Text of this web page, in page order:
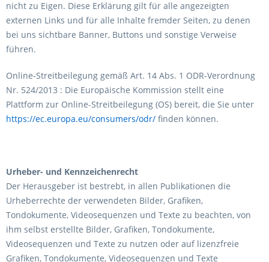
nicht zu Eigen. Diese Erklärung gilt für alle angezeigten
externen Links und für alle Inhalte fremder Seiten, zu denen
bei uns sichtbare Banner, Buttons und sonstige Verweise
führen.
Online-Streitbeilegung gemäß Art. 14 Abs. 1 ODR-Verordnung
Nr. 524/2013 : Die Europäische Kommission stellt eine
Plattform zur Online-Streitbeilegung (OS) bereit, die Sie unter
https://ec.europa.eu/consumers/odr/ finden können.
Urheber- und Kennzeichenrecht
Der Herausgeber ist bestrebt, in allen Publikationen die
Urheberrechte der verwendeten Bilder, Grafiken,
Tondokumente, Videosequenzen und Texte zu beachten, von
ihm selbst erstellte Bilder, Grafiken, Tondokumente,
Videosequenzen und Texte zu nutzen oder auf lizenzfreie
Grafiken, Tondokumente, Videosequenzen und Texte